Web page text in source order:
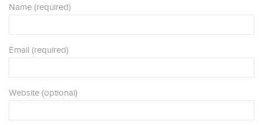
Name (required)
Email (required)
Website (optional)